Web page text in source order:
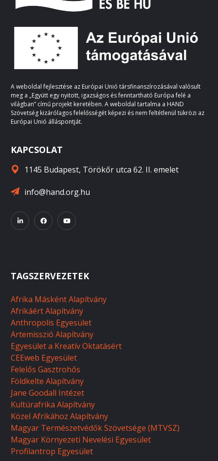
A weboldal fejlesztése az Európai Unió társfinanszírozásával valósult
meg a „Együtt egy nyitott, igazságos és fenntartható Európa felé a
világban” című projekt keretében. A weboldal tartalma a HAND
Szövetség kizárólagos felelősségét képezi és nem feltétlenül tükrözi az
Európai Unió álláspontját.
KAPCSOLAT
1145 Budapest, Törökőr utca 62. II. emelet
info@hand.org.hu
TAGSZERVEZETEK
Afrika Másként Alapítvány
Afrikáért Alapítvány
Anthropolis Egyesület
Artemisszió Alapítvány
Egyesület a Kreatív Oktatásért
CEEweb Egyesület
Felelős Gasztrohős
Földkelte Alapítvány
Jane Goodall Intézet
Kultúrafrika Alapítvány
Közel Afrikához Alapítvány
Magyar Természetvédők Szövetsége (MTVSZ)
Magyar Környezeti Nevelési Egyesület
Profilantrop Egyesület